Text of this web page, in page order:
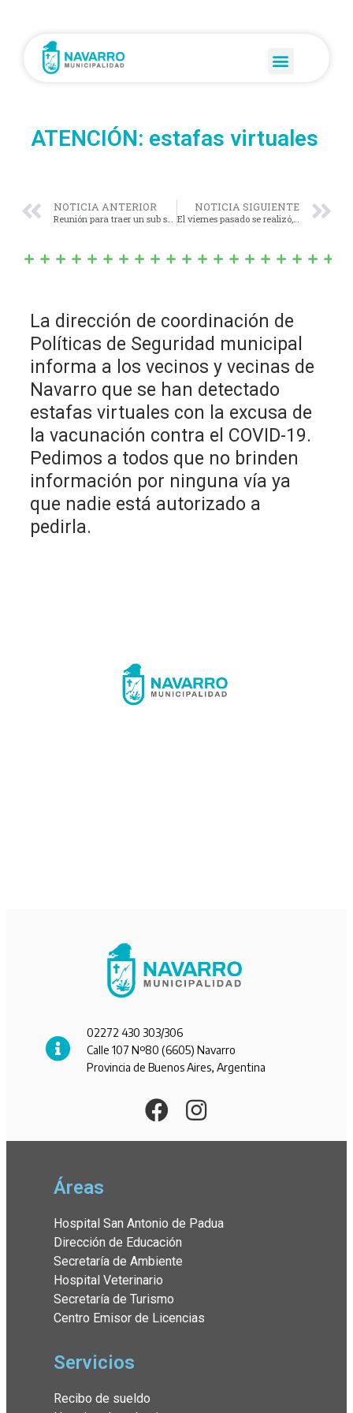
ATENCIÓN: estafas virtuales
NOTICIA ANTERIOR
Reunión para traer un sub sede de la Universidad de Belgrano a Navarro.
NOTICIA SIGUIENTE
El viernes pasado se realizó, en la sede de la Municipalidad, dos licitaciones para la adquisición de combustible para las maquinarías y flota municipal.
La dirección de coordinación de
Políticas de Seguridad municipal
informa a los vecinos y vecinas de
Navarro que se han detectado
estafas virtuales con la excusa de
la vacunación contra el COVID-19.
Pedimos a todos que no brinden
información por ninguna vía ya
que nadie está autorizado a
pedirla.
02272 430 303/306
Calle 107 Nº80 (6605) Navarro
Provincia de Buenos Aires, Argentina
Áreas
Hospital San Antonio de Padua
Dirección de Educación
Secretaría de Ambiente
Hospital Veterinario
Secretaría de Turismo
Centro Emisor de Licencias
Servicios
Recibo de sueldo